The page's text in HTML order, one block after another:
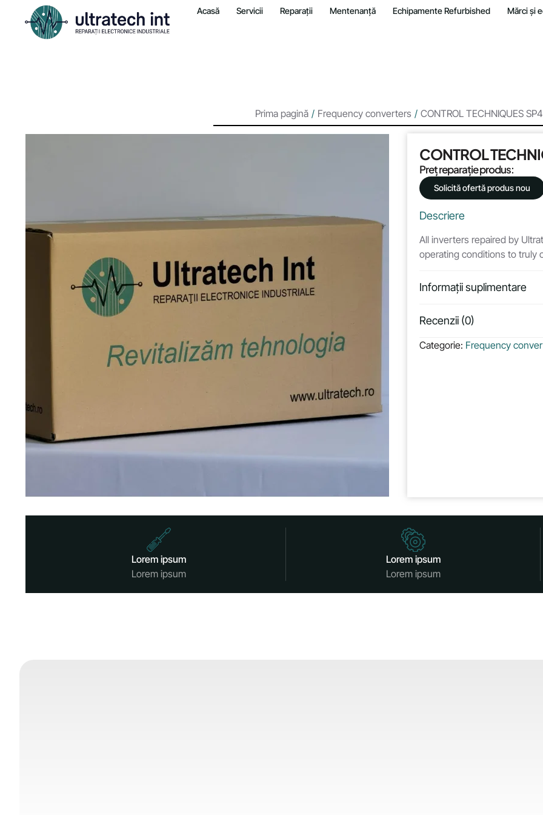
Acasă Servicii Reparații Mentenanță Echipamente Refurbished Mărci și
Prima pagină / Frequency converters / CONTROL TECHNIQUES
CONTROL
Preț reparație produs:
Solicită ofertă produs nou
Descriere
All inverters repaired by
operating conditions to truly
Informații suplimentare
Recenzii (0)
Categorie: Frequency
Lorem ipsum
Lorem ipsum
Lorem ipsum
Lorem ipsum